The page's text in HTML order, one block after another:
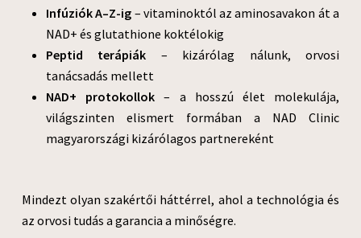
Infúziók A–Z-ig – vitaminoktól az aminosavakon át a
NAD+ és glutathione koktélokig
Peptid terápiák – kizárólag nálunk, orvosi
tanácsadás mellett
NAD+ protokollok – a hosszú élet molekulája,
világszinten elismert formában a NAD Clinic
magyarországi kizárólagos partnereként
Mindezt olyan szakértői háttérrel, ahol a technológia és
az orvosi tudás a garancia a minőségre.